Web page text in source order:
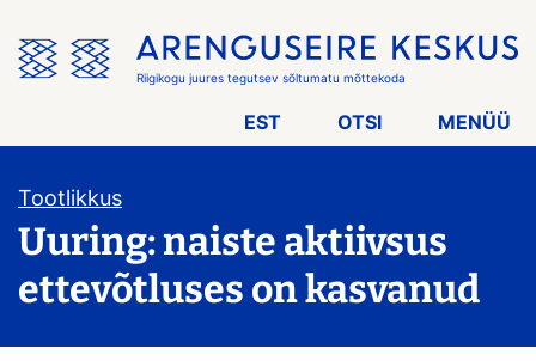
menüü
vahele
Riigikogu juures tegutsev sõltumatu mõttekoda
EST OTSI MENÜÜ
Tootlikkus
Uuring: naiste aktiivsus
ettevõtluses on kasvanud